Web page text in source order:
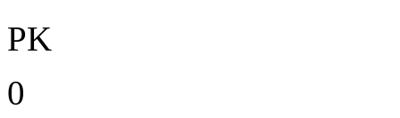
PK
0